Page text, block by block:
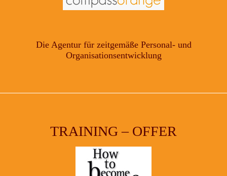
Die Agentur für zeitgemäße Personal- und
Organisationsentwicklung
TRAINING – OFFER